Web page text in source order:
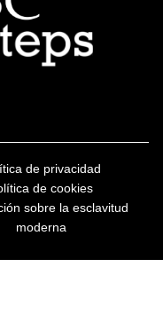
de privacidad
de cookies
sobre la esclavitud
moderna